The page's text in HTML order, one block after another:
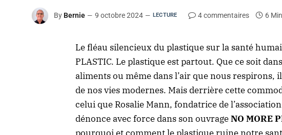
By Bernie 9 octobre 2024 LECTURE 4 commentaires 6
Le fléau silencieux du plastique sur la santé
PLASTIC. Le plastique est partout. Que ce soit
aliments ou même dans l’air que nous respirons,
de nos vies modernes. Mais derrière cette
celui que Rosalie Mann, fondatrice de
dénonce avec force dans son ouvrageNO MORE